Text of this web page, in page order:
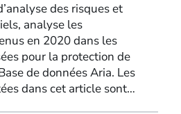
des risques et
analyse les
en 2020 dans les
pour la protection de
de données Aria. Les
dans cet article sont…